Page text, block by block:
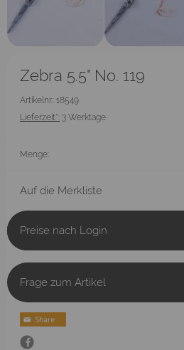
Zebra 5.5" No. 119
Artikelnr.: 18549
Lieferzeit*: 3 Werktage
Menge:
Auf die Merkliste
Preise nach Login
Frage zum Artikel